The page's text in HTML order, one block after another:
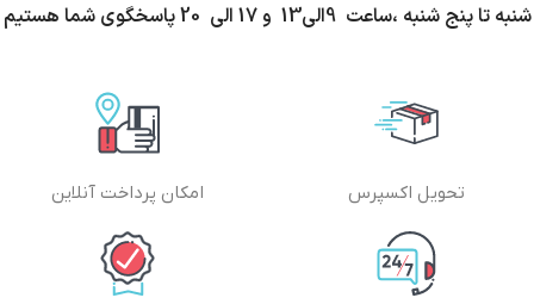
شنبه تا پنج شنبه ،ساعت 9الی13 و 17 الی 20 پاسخگوی شما هستیم
تحویل اکسپرس امکان پرداخت آنلاین